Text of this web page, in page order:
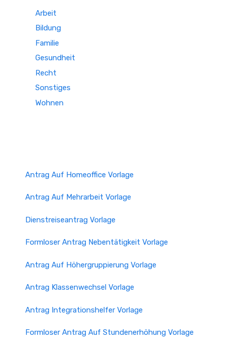
Arbeit
Bildung
Familie
Gesundheit
Recht
Sonstiges
Wohnen
Antrag Auf Homeoffice Vorlage
Antrag Auf Mehrarbeit Vorlage
Dienstreiseantrag Vorlage
Formloser Antrag Nebentätigkeit Vorlage
Antrag Auf Höhergruppierung Vorlage
Antrag Klassenwechsel Vorlage
Antrag Integrationshelfer Vorlage
Formloser Antrag Auf Stundenerhöhung Vorlage